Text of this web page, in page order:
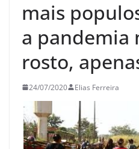
mais
a pandemia
rosto,
24/07/2020 Elias Ferreira